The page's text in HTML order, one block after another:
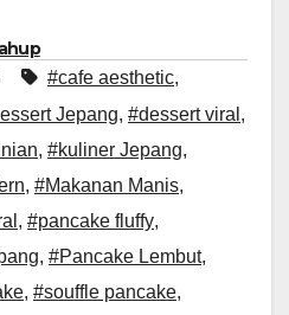
#cafe aesthetic,
Jepang, #dessert viral ,
, #kuliner Jepang,
, #Makanan Manis,
, #pancake fluffy,
, #Pancake Lembut,
, #souffle pancake,